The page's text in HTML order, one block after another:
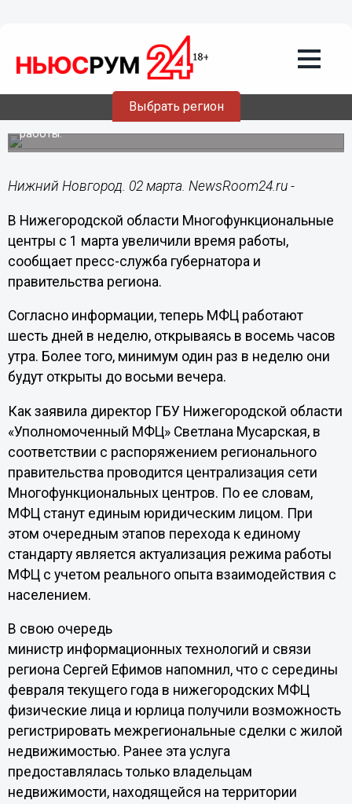
Выбрать регион
02.03.202112:04
Нижегородские МФЦ работают по
новому графику с 1 марта
Многофункциональные центры региона увеличили время
работы.
Нижний Новгород. 02 марта. NewsRoom24.ru -
В Нижегородской области Многофункциональные
центры с 1 марта увеличили время работы,
сообщает пресс-служба губернатора и
правительства региона.
Согласно информации, теперь МФЦ работают
шесть дней в неделю, открываясь в восемь часов
утра. Более того, минимум один раз в неделю они
будут открыты до восьми вечера.
Как заявила директор ГБУ Нижегородской области
«Уполномоченный МФЦ» Светлана Мусарская, в
соответствии с распоряжением регионального
правительства проводится централизация сети
Многофункциональных центров. По ее словам,
МФЦ станут единым юридическим лицом. При
этом очередным этапов перехода к единому
стандарту является актуализация режима работы
МФЦ с учетом реального опыта взаимодействия с
населением.
В свою очередь
министр информационных технологий и связи
региона Сергей Ефимов напомнил, что с середины
февраля текущего года в нижегородских МФЦ
физические лица и юрлица получили возможность
регистрировать межрегиональные сделки с жилой
недвижимостью. Ранее эта услуга
предоставлялась только владельцам
недвижимости, находящейся на территории